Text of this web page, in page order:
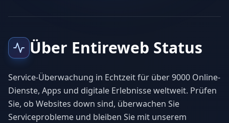
Über Entireweb Status
Service-Überwachung in Echtzeit für über 9000 Online-
Dienste, Apps und digitale Erlebnisse weltweit. Prüfen
Sie, ob Websites down sind, überwachen Sie
Serviceprobleme und bleiben Sie mit unserem